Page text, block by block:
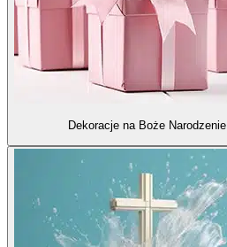
Dekoracje na Boże Narodzenie